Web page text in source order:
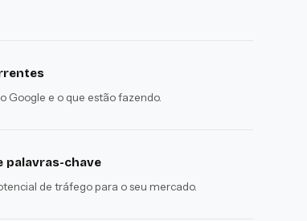
Google e o que estão fazendo.
palavras-chave
de tráfego para o seu mercado.